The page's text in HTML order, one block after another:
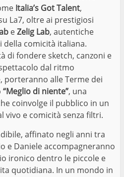
Italia’s Got Talent,
La7, oltre ai prestigiosi
eZelig Lab, autentiche
comicità italiana.
di fondere sketch, canzoni e
dal ritmo
porteranno alle Terme dei
“Meglio di niente”, una
coinvolge il pubblico in un
vivo e comicità senza filtri.
affinato negli anni tra
e Daniele accompagneranno
ironico dentro le piccole e
quotidiana. In un mondo in